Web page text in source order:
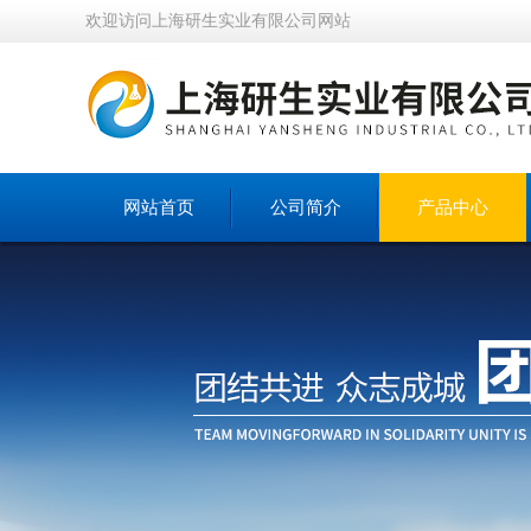
欢迎访问上海研生实业有限公司网站
网站首页 公司简介 产品中心